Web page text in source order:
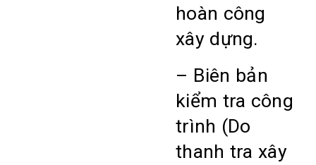
hoàn công
xây dựng.
– Biên bản
kiểm tra công
trình (Do
thanh tra xây